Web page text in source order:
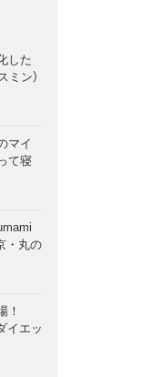
した
ン）
マイ
て寝
・丸の
！
イエッ